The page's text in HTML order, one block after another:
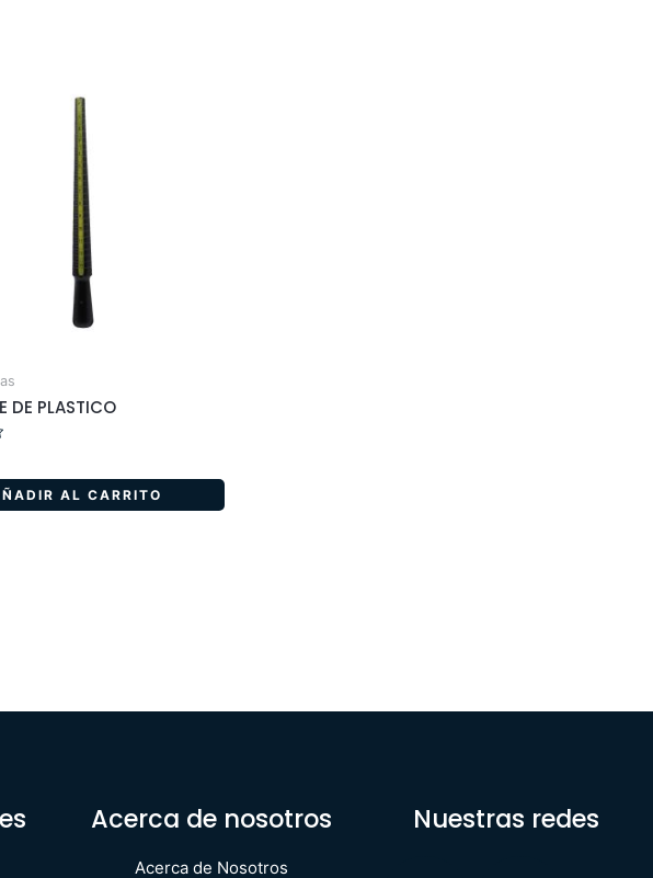
DE PLASTICO
AL CARRITO
Acerca de nosotros
Acerca de Nosotros
Nuestras redes